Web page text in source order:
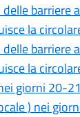
barriere
la
barriere
la
giorni 20-
) nei